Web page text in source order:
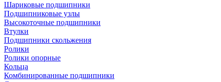
Шариковые подшипники
Подшипниковые узлы
Высокоточные подшипники
Втулки
Подшипники скольжения
Ролики
Ролики опорные
Кольца
Комбинированные подшипники